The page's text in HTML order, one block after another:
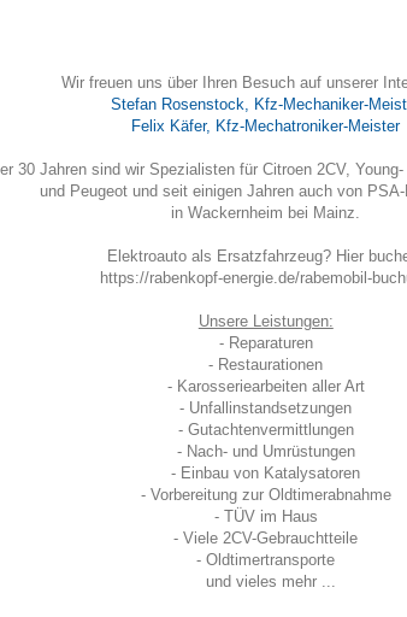
Wir freuen uns über Ihren Besuch auf unserer
Stefan Rosenstock, Kfz-Mechaniker-
Felix Käfer, Kfz-Mechatroniker-Meister
30 Jahren sind wir Spezialisten für Citroen 2CV,
und Peugeot und seit einigen Jahren auch von
in Wackernheim bei Mainz.
Elektroauto als Ersatzfahrzeug? Hier
https://rabenkopf-energie.de/rabemobil-
Unsere Leistungen:
- Reparaturen
- Restaurationen
- Karosseriearbeiten aller Art
- Unfallinstandsetzungen
- Gutachtenvermittlungen
- Nach- und Umrüstungen
- Einbau von Katalysatoren
- Vorbereitung zur Oldtimerabnahme
- TÜV im Haus
- Viele 2CV-Gebrauchtteile
- Oldtimertransporte
und vieles mehr ...